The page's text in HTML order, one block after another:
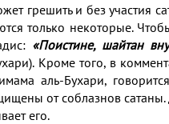
грешить и без участия
только некоторые.
«Поистине, шайтан
Кроме того, в
аль-Бухари,
от соблазнов
его.